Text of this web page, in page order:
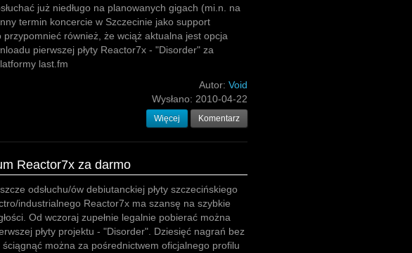
już niedługo na planowanych gigach (mi.n. na
termin koncercie w Szczecinie jako support
przypomnieć również, że wciąż aktualna jest opcja
pierwszej płyty Reactor7x - "Disorder" za
last.fm
Autor: Void
Wysłano: 2010-04-22
Więcej Komentarz
Reactor7x za darmo
odsłuchu/ów debiutanckiej płyty szczecińskiego
industrialnego Reactor7x ma szansę na szybkie
Od wczoraj zupełnie legalnie pobierać można
płyty projektu - "Disorder". Dziesięć nagrań bez
można za pośrednictwem oficjalnego profilu